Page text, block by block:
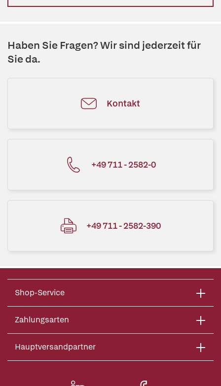
Haben Sie Fragen? Wir sind jederzeit für
Sie da.
Kontakt
+49 711 - 2582-0
+49 711 - 2582-390
Shop-Service
Zahlungsarten
Hauptversandpartner